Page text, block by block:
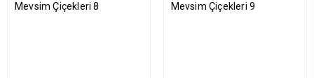
Mevsim Çiçekleri 8 Mevsim Çiçekleri 9